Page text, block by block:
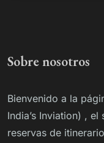
Sobre nosotros
Bienvenido a la
India’s Inviation) ,
reservas de